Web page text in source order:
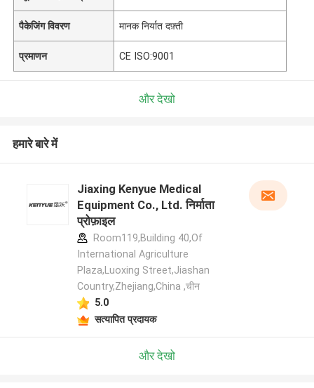
पैकेजिंग विवरण मानक निर्यात दफ़्ती
प्रमाणन CE ISO:9001
और देखो
हमारे बारे में
Jiaxing Kenyue Medical
Equipment Co., Ltd. निर्माता
प्रोफ़ाइल
Room119,Building 40,Of
International Agriculture
Plaza,Luoxing Street,Jiashan
Country,Zhejiang,China ,चीन
5.0
सत्यापित प्रदायक
और देखो